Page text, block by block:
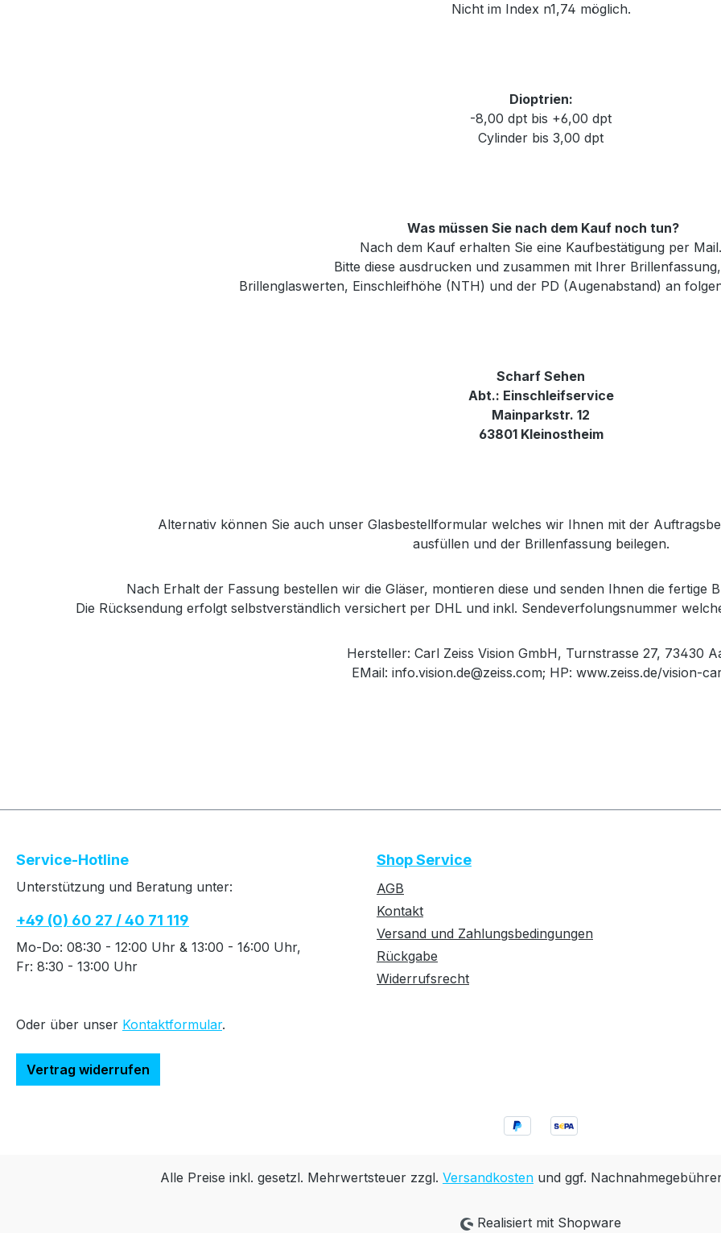
Nicht im Index n1,74 möglich.
Dioptrien:
-8,00 dpt bis +6,00 dpt
Cylinder bis 3,00 dpt
Was müssen Sie nach dem Kauf noch tun?
Nach dem Kauf erhalten Sie eine Kaufbestätigung per Mail.
Bitte diese ausdrucken und zusammen mit Ihrer
Brillenglaswerten, Einschleifhöhe (NTH) und der PD (Augenabstand) an
Scharf Sehen
Abt.: Einschleifservice
Mainparkstr. 12
63801 Kleinostheim
Alternativ können Sie auch unser Glasbestellformular welches wir Ihnen mit der
ausfüllen und der Brillenfassung beilegen.
Nach Erhalt der Fassung bestellen wir die Gläser, montieren diese und senden Ihnen die fertige
Die Rücksendung erfolgt selbstverständlich versichert per DHL und inkl. Sendeverfolungsnummer
Hersteller: Carl Zeiss Vision GmbH, Turnstrasse 27, 73430
EMail: info.vision.de@zeiss.com; HP: www.zeiss.de/vision-
Service-Hotline
Unterstützung und Beratung unter:
+49 (0) 60 27 / 40 71 119
Mo-Do: 08:30 - 12:00 Uhr & 13:00 - 16:00 Uhr,
Fr: 8:30 - 13:00 Uhr
Oder über unser Kontaktformular.
Vertrag widerrufen
Shop Service
AGB
Kontakt
Versand und Zahlungsbedingungen
Rückgabe
Widerrufsrecht
Alle Preise inkl. gesetzl. Mehrwertsteuer zzgl. Versandkosten und ggf.
Realisiert mit Shopware